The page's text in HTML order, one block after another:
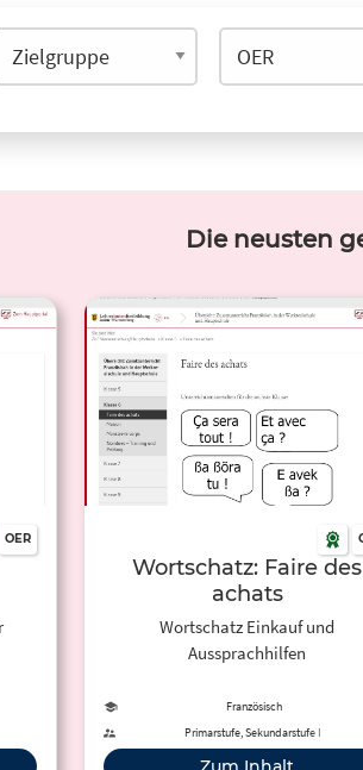
Die neusten
OER
Wortschatz: Faire des
achats
Wortschatz Einkauf und
Aussprachhilfen
Französisch
Primarstufe, Sekundarstufe I